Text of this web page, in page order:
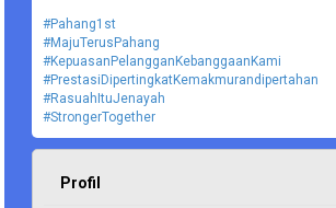
#Pahang1st
#MajuTerusPahang
#KepuasanPelangganKebanggaanKami
#PrestasiDipertingkatKemakmurandipertahan
#RasuahItuJenayah
#StrongerTogether
Profil